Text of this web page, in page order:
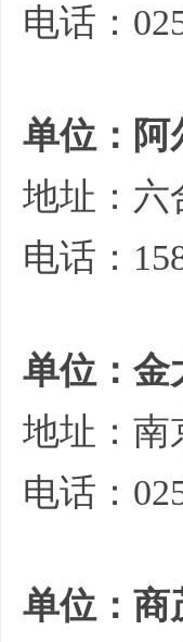
电话：
单位：阿
地址：六
电话：
单位：金
地址：南
电话：
单位：商